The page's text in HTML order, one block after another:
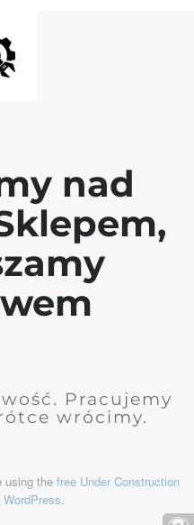
nad
Pracujemy
wrócimy.
using the free Under Construction
.